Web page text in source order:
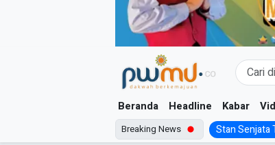
Beranda Headline Kabar
Breaking News Stan Senjata